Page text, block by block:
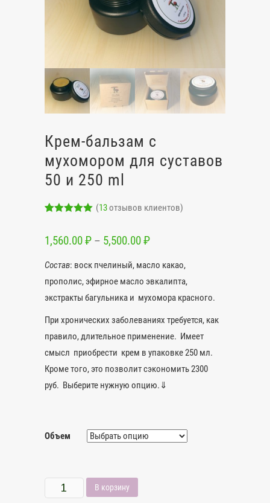
Крем-бальзам с
мухомором для суставов
50 и 250 ml
основе
опроса
ей
(13отзывов клиентов)
1,560.00₽ – 5,500.00₽
Состав: воск пчелиный, масло какао,
прополис, эфирное масло эвкалипта,
экстракты багульника и мухомора красного.
При хронических заболеваниях требуется, как
правило, длительное применение. Имеет
смысл приобрести крем в упаковке 250 мл.
Кроме того, это позволит сэкономить 2300
руб. Выберите нужную опцию.⇓
Объем
Количество
В корзину